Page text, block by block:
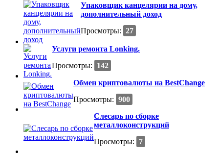
Упаковщик канцелярии на дому,
дополнительный доход
Просмотры: 27
Услуги ремонта Lonking.
Просмотры:
142
Обмен криптовалюты на BestChange
Просмотры: 900
Слесарь по сборке
металлоконструкций
Просмотры:
7